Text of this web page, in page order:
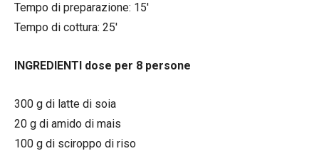
Tempo di preparazione: 15′
Tempo di cottura: 25′
INGREDIENTI dose per 8 persone
300 g di latte di soia
20 g di amido di mais
100 g di sciroppo di riso